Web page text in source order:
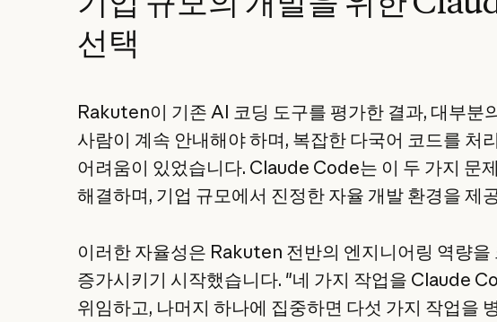
선택
Rakuten이 기존 AI 코딩 도구를 평가한 결과, 대부분
사람이 계속 안내해야 하며, 복잡한 다국어 코드를 처
어려움이 있었습니다. Claude Code는 이 두 가지 문
해결하며, 기업 규모에서 진정한 자율 개발 환경을 제
이러한 자율성은 Rakuten 전반의 엔지니어링 역량을
증가시키기 시작했습니다. "네 가지 작업을 Claude
위임하고, 나머지 하나에 집중하면 다섯 가지 작업을